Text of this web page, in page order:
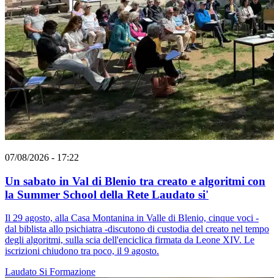
07/08/2026 - 17:22
Un sabato in Val di Blenio tra creato e algoritmi con
la Summer School della Rete Laudato si'
Il 29 agosto, alla Casa Montanina in Valle di Blenio, cinque voci -
dal biblista allo psichiatra -discutono di custodia del creato nel tempo
degli algoritmi, sulla scia dell'enciclica firmata da Leone XIV. Le
iscrizioni chiudono tra poco, il 9 agosto.
Laudato Si Formazione